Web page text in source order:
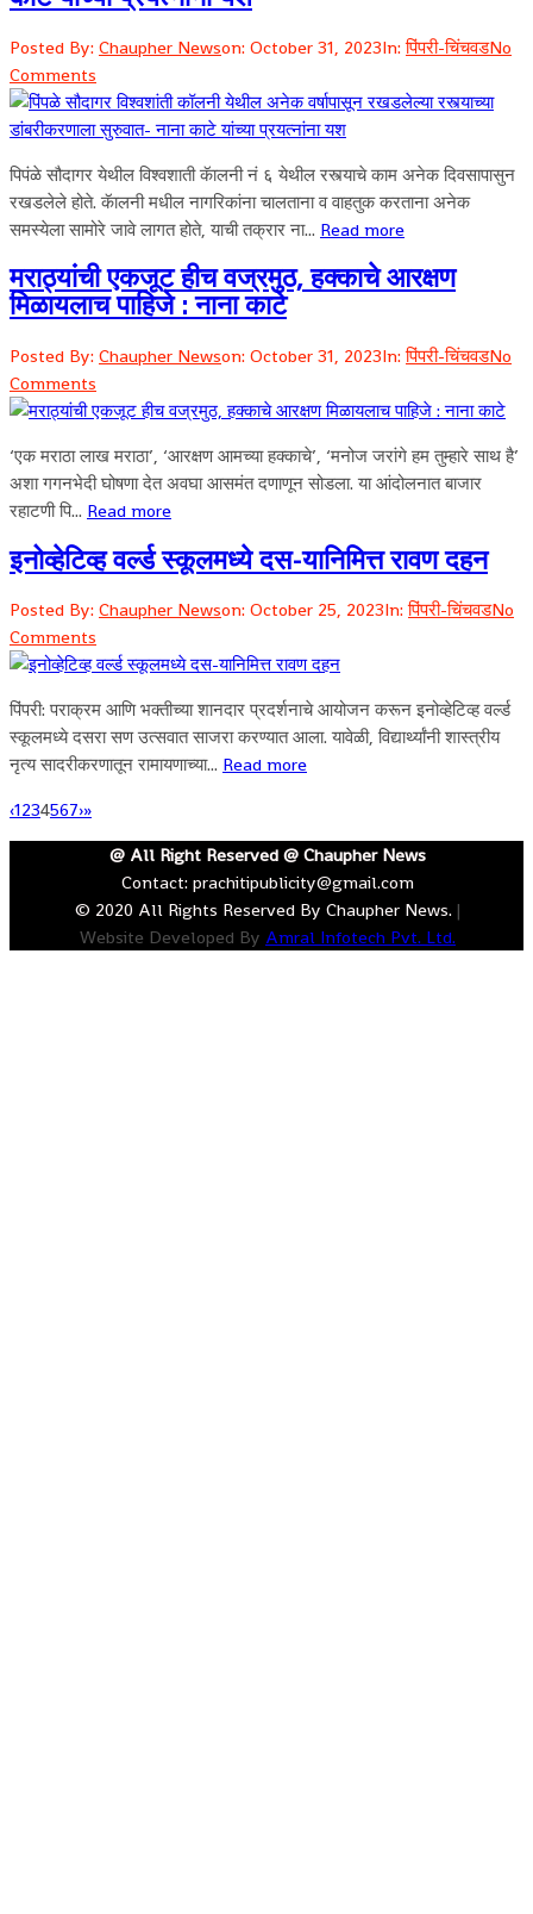
Posted By: Chaupher Newson: October 31, 2023In:पिंपरी-चिंचवडNo
Comments
पिपंळे सौदागर येथील विश्वशाती कॅालनी नं ६ येथील रस्त्याचे काम अनेक दिवसापासुन
रखडलेले होते. कॅालनी मधील नागरिकांना चालताना व वाहतुक करताना अनेक
समस्येला सामोरे जावे लागत होते, याची तक्रार ना... Read more
मराठ्यांची एकजूट हीच वज्रमुठ, हक्काचे आरक्षण
मिळायलाच पाहिजे : नाना काटे
Posted By: Chaupher Newson: October 31, 2023In:पिंपरी-चिंचवडNo
Comments
‘एक मराठा लाख मराठा’, ‘आरक्षण आमच्या हक्काचे’, ‘मनोज जरांगे हम तुम्हारे साथ है’
अशा गगनभेदी घोषणा देत अवघा आसमंत दणाणून सोडला. या आंदोलनात बाजार
रहाटणी पि... Read more
इनोव्हेटिव्ह वर्ल्ड स्कूलमध्ये दस-यानिमित्त रावण दहन
Posted By: Chaupher Newson: October 25, 2023In:पिंपरी-चिंचवडNo
Comments
पिंपरी: पराक्रम आणि भक्तीच्या शानदार प्रदर्शनाचे आयोजन करून इनोव्हेटिव्ह वर्ल्ड
स्कूलमध्ये दसरा सण उत्सवात साजरा करण्यात आला. यावेळी, विद्यार्थ्यांनी शास्त्रीय
नृत्य सादरीकरणातून रामायणाच्या... Read more
‹1234567›»
@ All Right Reserved @ Chaupher News
Contact: prachitipublicity@gmail.com
© 2020 All Rights Reserved By Chaupher News. |
Website Developed By Amral Infotech Pvt. Ltd.